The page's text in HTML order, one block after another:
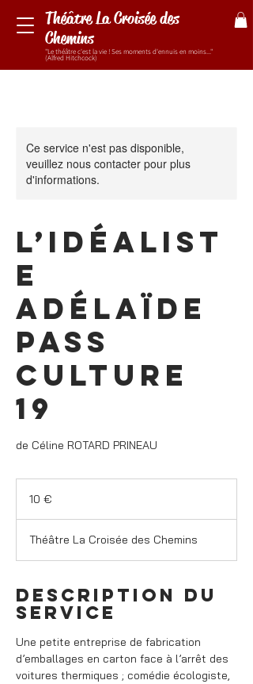
Théâtre La Croisée des
Chemins
"Le théâtre c'est la vie ! Ses moments d'ennuis en moins..."
(Alfred Hitchcock)
Ce service n'est pas disponible,
veuillez nous contacter pour plus
d'informations.
L’IDÉALIST
E
ADÉLAÏDE
pass
culture
19
de Céline ROTARD PRINEAU
10 €
Théâtre La Croisée des Chemins
Description du
service
Une petite entreprise de fabrication
d’emballages en carton face à l’arrêt des
voitures thermiques ; comédie écologiste,